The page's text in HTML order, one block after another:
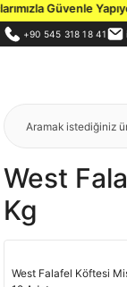
Güvenle
+90 545 318 18 41
West
Kg
West Falafel Köftesi